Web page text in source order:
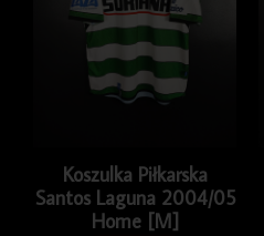
Koszulka Piłkarska
Santos Laguna 2004/05
Home [M]